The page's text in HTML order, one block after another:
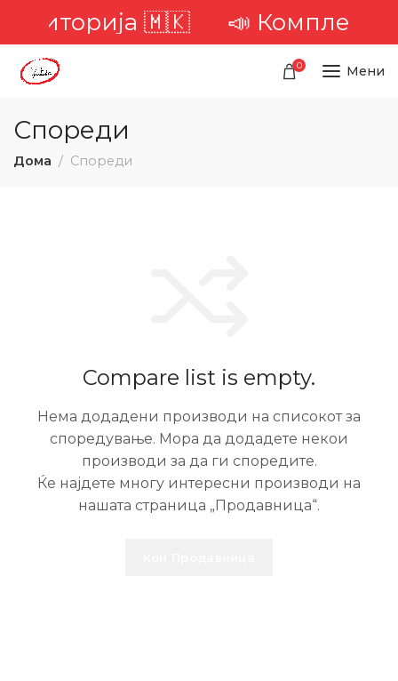
територија 🇲🇰 📣
0 Мени
Спореди
Дома Спореди
Compare list is empty.
Нема додадени производи на списокот за
споредување. Мора да додадете некои
производи за да ги споредите.
Ќе најдете многу интересни производи на
нашата страница „Продавница“.